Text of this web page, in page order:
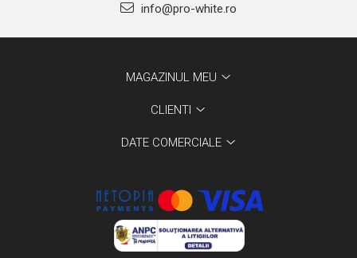
info@pro-white.ro
MAGAZINUL MEU
CLIENTI
DATE COMERCIALE